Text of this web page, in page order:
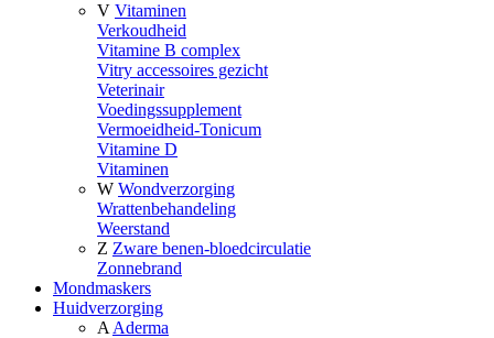
V Vitaminen
Verkoudheid
Vitamine B complex
Vitry accessoires gezicht
Veterinair
Voedingssupplement
Vermoeidheid-Tonicum
Vitamine D
Vitaminen
W Wondverzorging
Wrattenbehandeling
Weerstand
Z Zware benen-bloedcirculatie
Zonnebrand
Mondmaskers
Huidverzorging
A Aderma